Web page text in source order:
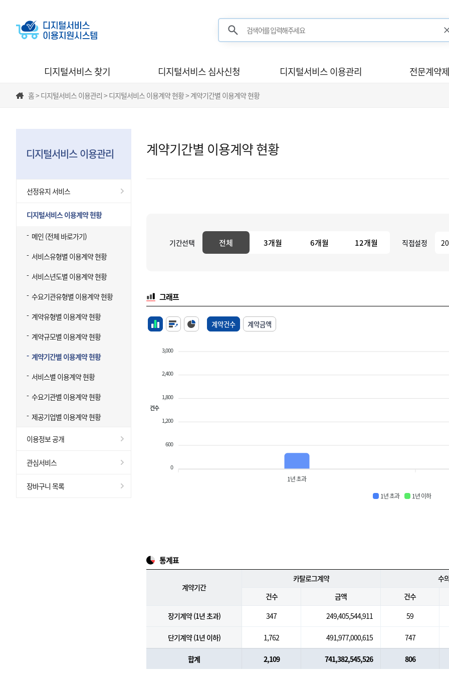
검색어를 입력해주세요
디지털서비스 찾기 디지털서비스 심사신청 디지털서비스 이용관리 전문계약
홈 > 디지털서비스 이용관리 > 디지털서비스 이용계약 현황 > 계약기간별 이용계약 현황
디지털서비스 이용관리
선정유지 서비스
디지털서비스 이용계약 현황
메인 (전체 바로가기)
서비스유형별 이용계약 현황
서비스년도별 이용계약 현황
수요기관유형별 이용계약 현황
계약유형별 이용계약 현황
계약규모별 이용계약 현황
계약기간별 이용계약 현황
서비스별 이용계약 현황
수요기관별 이용계약 현황
제공기업별 이용계약 현황
이용정보 공개
관심서비스
장바구니 목록
계약기간별 이용계약 현황
기간선택 전체 3개월 6개월 12개월 직접설정
그래프
계약건수 계약금액
1년 초과 1년 이하
3,000
2,400
1,800
1,200
600
0
건수
1년 초과
통계표
계약기간
카탈로그계약
수
건수
금액
건수
장기계약 (1년 초과)
347 249,405,544,911 59
단기계약 (1년 이하) 1,762 491,977,000,615 747
합계 2,109 741,382,545,526 806